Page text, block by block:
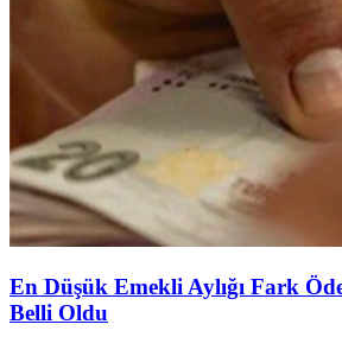
En Düşük Emekli Aylığı Fark
Belli Oldu